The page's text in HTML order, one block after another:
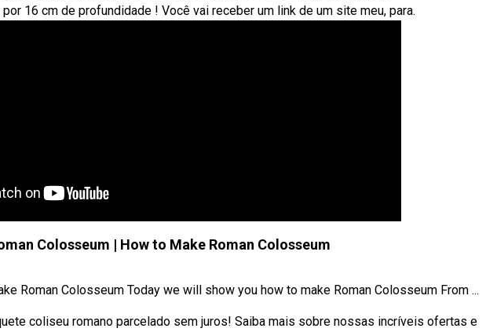
16 cm de profundidade ! Você vai receber um link de um site meu, para.
Colosseum | How to Make Roman Colosseum
Roman Colosseum Today we will show you how to make Roman Colosseum From ...
coliseu romano parcelado sem juros! Saiba mais sobre nossas incríveis ofertas e